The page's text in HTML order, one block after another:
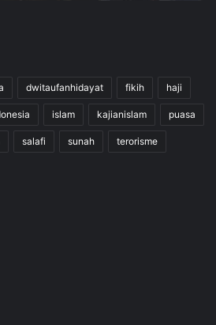
dwitaufanhidayat fikih haji
islam kajianislam puasa
salafi sunah terorisme